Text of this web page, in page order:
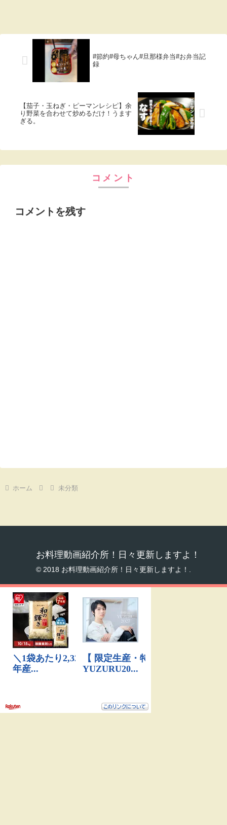
#節約#母ちゃん#旦那様弁当#お弁当記
録
【茄子・玉ねぎ・ピーマンレシピ】余
り野菜を合わせて炒めるだけ！うます
ぎる。
コメント
コメントを残す
ホーム 未分類
お料理動画紹介所！日々更新しますよ！
© 2018 お料理動画紹介所！日々更新しますよ！.